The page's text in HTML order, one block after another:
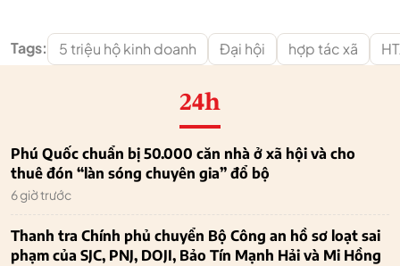
Tags: 5 triệu hộ kinh doanh Đại hội hợp tác xã
24h
Phú Quốc chuẩn bị 50.000 căn nhà ở xã hội và cho
thuê đón “làn sóng chuyên gia” đổ bộ
6 giờ trước
Thanh tra Chính phủ chuyển Bộ Công an hồ sơ loạt sai
phạm của SJC, PNJ, DOJI, Bảo Tín Mạnh Hải và Mi Hồng